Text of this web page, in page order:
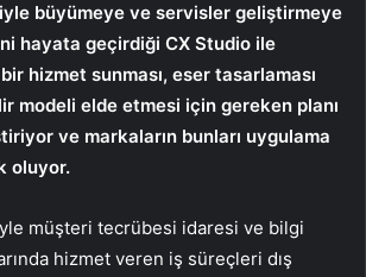
büyümeye ve servisler geliştirmeye
hayata geçirdiği CX Studio ile
hizmet sunması, eser tasarlaması
modeli elde etmesi için gereken planı
ve markaların bunları uygulama
oluyor.
müşteri tecrübesi idaresi ve bilgi
hizmet veren iş süreçleri dış